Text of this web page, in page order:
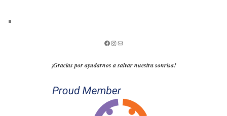
¡Gracias por ayudarnos a salvar nuestra sonrisa!